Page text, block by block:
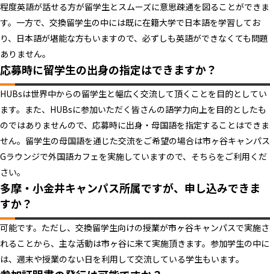
程度英語が話せる方が留学生とスムーズに意思疎通を図ることができま
す。一方で、交換留学生の中には既に在籍大学で日本語を学習してお
り、日本語が堪能な方もいますので、必ずしも英語ができなくても問題
ありません。
応募時に留学生の出身の指定はできますか？
HUBsは世界中からの留学生と幅広く交流して頂くことを目的としてい
ます。また、HUBsに参加いただく皆さんの語学力向上を目的としたも
のではありませんので、応募時に出身・母国語を指定することはできま
せん。留学生の母国語を通じた交流をご希望の場合は市ヶ谷キャンパス
Gラウンジで外国語カフェを実施していますので、そちらをご利用くだ
さい。
多摩・小金井キャンパス所属ですが、申し込みできま
すか？
可能です。ただし、交換留学生向けの授業が市ヶ谷キャンパスで実施さ
れることから、主な活動は市ヶ谷に来て実施頂きます。参加学生の中に
は、週末や授業のない日を利用して交流している学生もいます。